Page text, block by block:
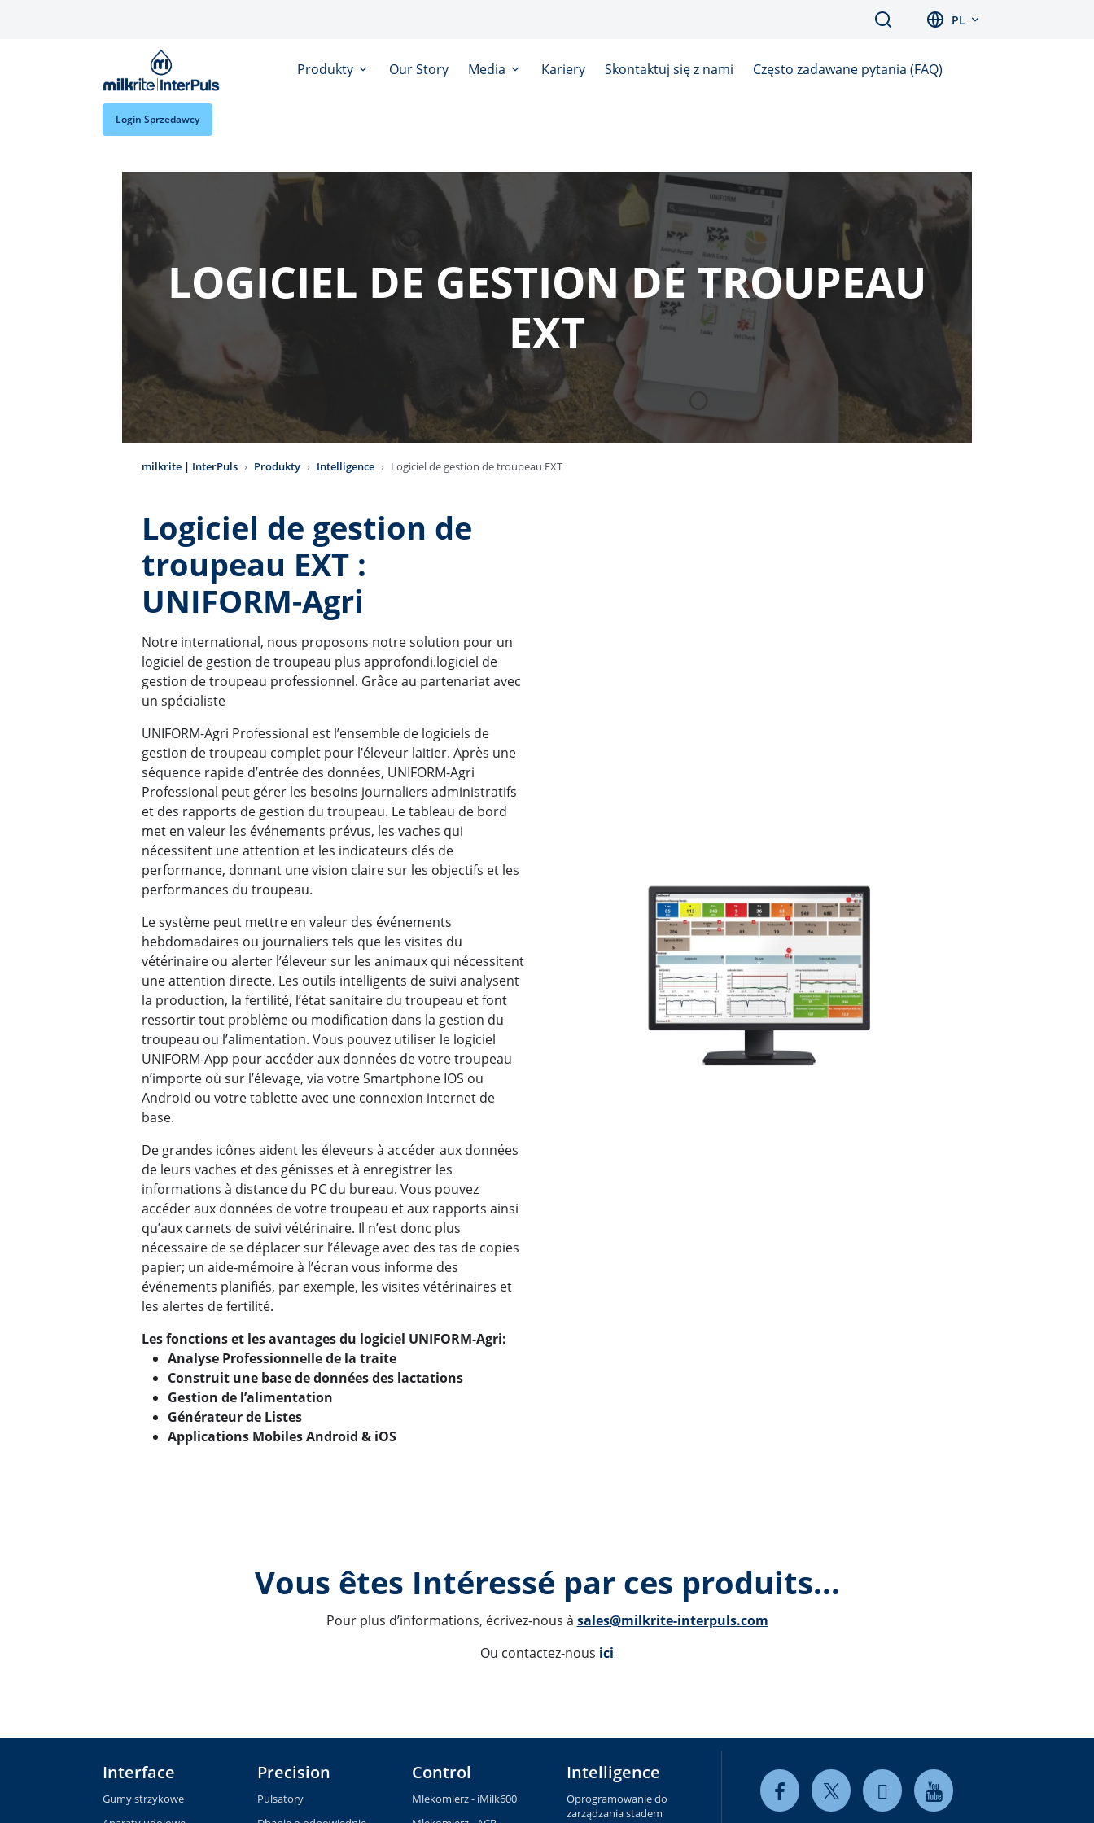
Search PL
Produkty Our Story Media Kariery Skontaktuj się z nami Często zadawane pytania (FAQ)
Login Sprzedawcy
LOGICIEL DE GESTION DE TROUPEAU
EXT
milkrite | InterPuls Produkty Intelligence Logiciel de gestion de troupeau EXT
Logiciel de gestion de
troupeau EXT :
UNIFORM-Agri
Notre international, nous proposons notre solution pour un
logiciel de gestion de troupeau plus approfondi.logiciel de
gestion de troupeau professionnel. Grâce au partenariat avec
un spécialiste
UNIFORM-Agri Professional est l’ensemble de logiciels de
gestion de troupeau complet pour l’éleveur laitier. Après une
séquence rapide d’entrée des données, UNIFORM-Agri
Professional peut gérer les besoins journaliers administratifs
et des rapports de gestion du troupeau. Le tableau de bord
met en valeur les événements prévus, les vaches qui
nécessitent une attention et les indicateurs clés de
performance, donnant une vision claire sur les objectifs et les
performances du troupeau.
Le système peut mettre en valeur des événements
hebdomadaires ou journaliers tels que les visites du
vétérinaire ou alerter l’éleveur sur les animaux qui nécessitent
une attention directe. Les outils intelligents de suivi analysent
la production, la fertilité, l’état sanitaire du troupeau et font
ressortir tout problème ou modification dans la gestion du
troupeau ou l’alimentation. Vous pouvez utiliser le logiciel
UNIFORM-App pour accéder aux données de votre troupeau
n’importe où sur l’élevage, via votre Smartphone IOS ou
Android ou votre tablette avec une connexion internet de
base.
De grandes icônes aident les éleveurs à accéder aux données
de leurs vaches et des génisses et à enregistrer les
informations à distance du PC du bureau. Vous pouvez
accéder aux données de votre troupeau et aux rapports ainsi
qu’aux carnets de suivi vétérinaire. Il n’est donc plus
nécessaire de se déplacer sur l’élevage avec des tas de copies
papier; un aide-mémoire à l’écran vous informe des
événements planifiés, par exemple, les visites vétérinaires et
les alertes de fertilité.
Les fonctions et les avantages du logiciel UNIFORM-Agri:
Analyse Professionnelle de la traite
Construit une base de données des lactations
Gestion de l’alimentation
Générateur de Listes
Applications Mobiles Android & iOS
Vous êtes Intéressé par ces produits...
Pour plus d’informations, écrivez-nous à sales@milkrite-interpuls.com
Ou contactez-nous ici
Interface
Gumy strzykowe
Precision
Pulsatory
Control
Mlekomierz - iMilk600
Intelligence
Oprogramowanie do
zarządzania stadem